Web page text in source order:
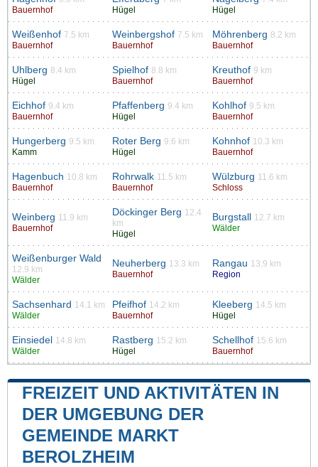
Bauernhof
Hügel
Hügel
Weißenhof 7.5 km
Bauernhof
Weinbergshof 7.5 km
Bauernhof
Möhrenberg 8.2 km
Bauernhof
Uhlberg 8.4 km
Hügel
Spielhof 8.8 km
Bauernhof
Kreuthof 9 km
Bauernhof
Eichhof 9.4 km
Bauernhof
Pfaffenberg 9.4 km
Hügel
Kohlhof 9.5 km
Bauernhof
Hungerberg 9.5 km
Kamm
Roter Berg 9.6 km
Hügel
Kohnhof 10.3 km
Bauernhof
Hagenbuch 10.8 km
Bauernhof
Rohrwalk 11.5 km
Bauernhof
Wülzburg 11.6 km
Schloss
Weinberg 11.9 km
Bauernhof
Döckinger Berg 12.4
km
Hügel
Burgstall 12.7 km
Wälder
Weißenburger Wald
12.9 km
Wälder
Neuherberg 13.3 km
Bauernhof
Rangau 13.9 km
Region
Sachsenhard 14.1 km
Wälder
Pfeifhof 14.2 km
Bauernhof
Kleeberg 14.5 km
Hügel
Einsiedel 14.8 km
Wälder
Rastberg 15.2 km
Hügel
Schellhof 15.6 km
Bauernhof
FREIZEIT UND AKTIVITÄTEN IN
DER UMGEBUNG DER
GEMEINDE MARKT
BEROLZHEIM